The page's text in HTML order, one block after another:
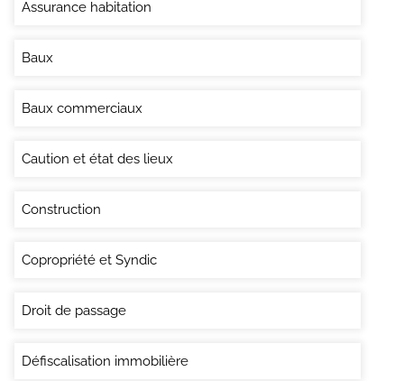
Assurance habitation
Baux
Baux commerciaux
Caution et état des lieux
Construction
Copropriété et Syndic
Droit de passage
Défiscalisation immobilière